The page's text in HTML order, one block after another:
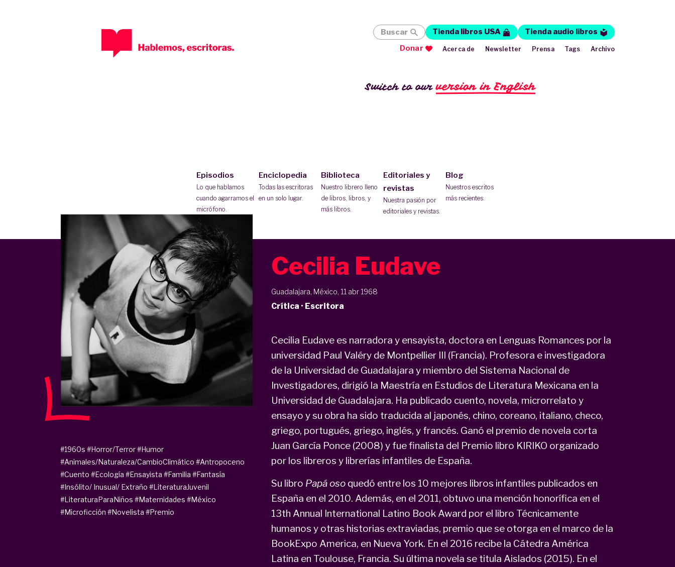
Switch to ourversion in English
Episodios
Lo que hablamos
cuando agarramos el
micrófono.
Enciclopedia
Todas las escritoras
en un solo lugar.
Biblioteca
Nuestro librero lleno
de libros, libros, y
más libros.
Editoriales y
revistas
Nuestra pasión por
editoriales y revistas.
Blog
Nuestros escritos
más recientes.
Buscar Tienda libros USA
Tienda audio libros
Donar
Acerca de Newsletter Prensa Tags Archivo
Cecilia Eudave
Guadalajara, México, 11 abr 1968
Crítica · Escritora
Cecilia Eudave es narradora y ensayista, doctora en Lenguas Romances por la
universidad Paul Valéry de Montpellier III (Francia). Profesora e investigadora
de la Universidad de Guadalajara y miembro del Sistema Nacional de
Investigadores, dirigió la Maestría en Estudios de Literatura Mexicana en la
Universidad de Guadalajara. Ha publicado cuento, novela, microrrelato y
ensayo y su obra ha sido traducida al japonés, chino, coreano, italiano, checo,
griego, portugués, griego, inglés, y francés. Ganó el premio de novela corta
Juan García Ponce (2008) y fue finalista del Premio libro KIRIKO organizado
por los libreros y librerías infantiles de España.
Su libro Papá osoquedó entre los 10 mejores libros infantiles publicados en
España en el 2010. Además, en el 2011, obtuvo una mención honorífica en el
13th Annual International Latino Book Award por el libro Técnicamente
humanos y otras historias extraviadas, premio que se otorga en el marco de la
BookExpo America, en Nueva York. En el 2016 recibe la Cátedra América
Latina en Toulouse, Francia. Su última novela se titula Aislados (2015). En el
#1960s #Horror/Terror#Humor
#Animales/Naturaleza/CambioClimático #Antropoceno
#Cuento #Ecología #Ensayista #Familia #Fantasía
#Insólito/ Inusual/ Extraño #LiteraturaJuvenil
#LiteraturaParaNiños #Maternidades #México
#Microficción #Novelista #Premio